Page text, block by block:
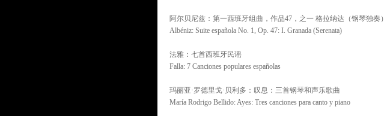
阿尔贝尼兹：第一西班牙组曲，作品47，之一 格拉纳达（钢琴独奏）
Albéniz: Suite española No. 1, Op. 47: I. Granada (Serenata)
法雅：七首西班牙民谣
Falla: 7 Canciones populares españolas
玛丽亚·罗德里戈·贝利多：叹息：三首钢琴和声乐歌曲
María Rodrigo Bellido: Ayes: Tres canciones para canto y piano